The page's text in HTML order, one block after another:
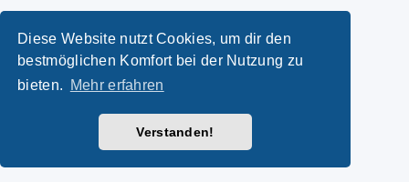
Diese Website nutzt Cookies, um dir den
bestmöglichen Komfort bei der Nutzung zu
bieten.
Mehr erfahren
Verstanden!